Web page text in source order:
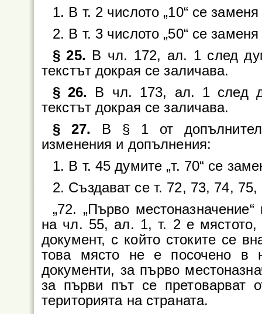
1. В т. 2 числото „10“ се заменя
2. В т. 3 числото „50“ се заменя
§ 25. В чл. 172, ал. 1 след
текстът докрая се заличава.
§ 26. В чл. 173, ал. 1 след
текстът докрая се заличава.
§ 27. В § 1 от
изменения и допълнения:
1. В т. 45 думите „т. 70“ се
2. Създават се т. 72, 73, 74,
„72. „Първо
на чл. 55, ал. 1, т. 2 е мястото,
документ, с който стоките се
това място не е посочено в
документи, за първо
за първи път се претоварват
територията на страната.